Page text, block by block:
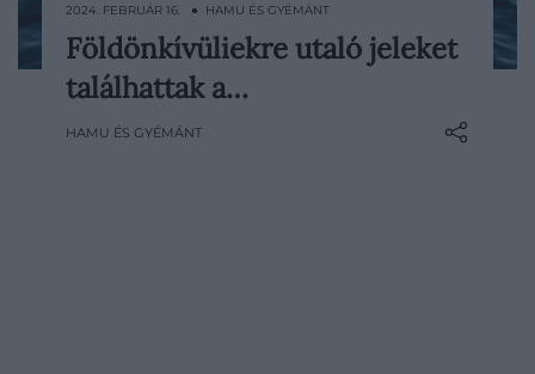
Avi Loeb, a Harvard fizikusa szerint egy
2024-ben történt meteorbecsapódás
földönkívüli civilizációra utaló nyomokat
2024. FEBRUÁR 16. ● HAMU ÉS GYÉMÁNT
Földönkívüliekre utaló jeleket
találhattak a…
HAMU ÉS GYÉMÁNT